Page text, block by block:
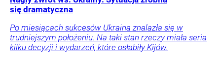
się dramatyczna
Po miesiącach sukcesów Ukraina znalazła się w
trudniejszym położeniu. Na taki stan rzeczy miała seria
kilku decyzji i wydarzeń, które osłabiły Kijów.